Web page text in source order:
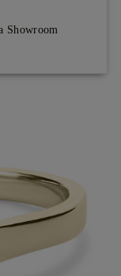
Showroom